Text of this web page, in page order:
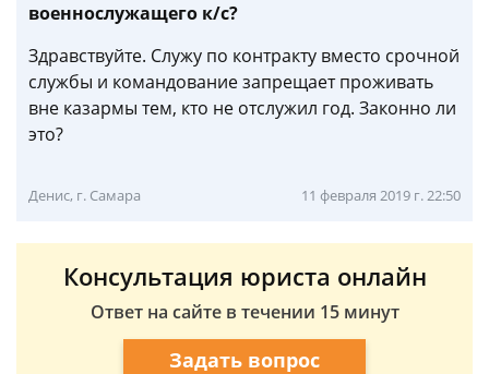
военнослужащего к/с?
Здравствуйте. Служу по контракту вместо срочной
службы и командование запрещает проживать
вне казармы тем, кто не отслужил год. Законно ли
это?
Денис, г. Самара 11 февраля 2019 г. 22:50
Консультация юриста онлайн
Ответ на сайте в течении 15 минут
Задать вопрос